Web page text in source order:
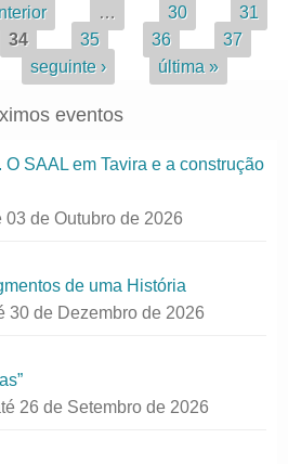
… 30
31
34 35 36
37
seguinte › última »
eventos
SAAL em Tavira e a construção
03 de Outubro de 2026
de uma História
30 de Dezembro de 2026
26 de Setembro de 2026